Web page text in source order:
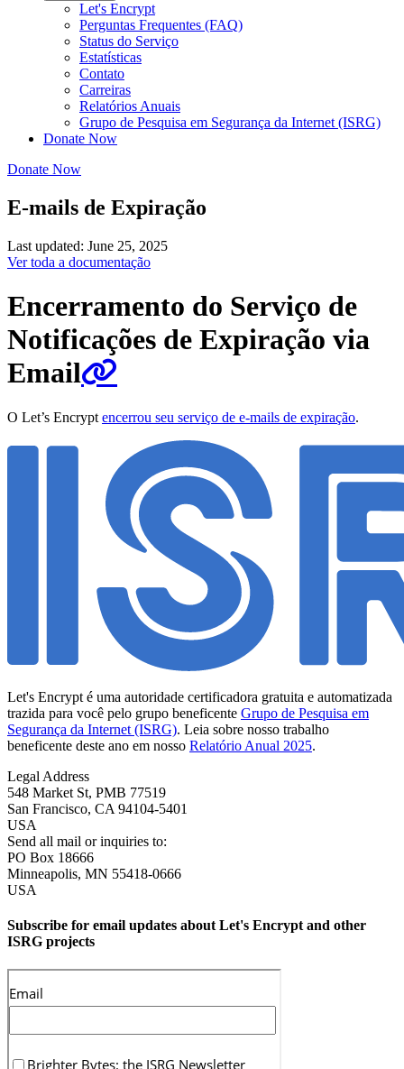
Let's Encrypt
Perguntas Frequentes (FAQ)
Status do Serviço
Estatísticas
Contato
Carreiras
Relatórios Anuais
Grupo de Pesquisa em Segurança da Internet (ISRG)
Donate Now
Donate Now
E-mails de Expiração
Last updated: June 25, 2025
Ver toda a documentação
Encerramento do Serviço de
Notificações de Expiração via
Email
O Let’s Encrypt encerrou seu serviço de e-mails de expiração.
Let's Encrypt é uma autoridade certificadora gratuita e automatizada
trazida para você pelo grupo beneficente Grupo de Pesquisa em
Segurança da Internet (ISRG). Leia sobre nosso trabalho
beneficente deste ano em nosso Relatório Anual 2025.
Legal Address
548 Market St, PMB 77519
San Francisco, CA 94104-5401
USA
Send all mail or inquiries to:
PO Box 18666
Minneapolis, MN 55418-0666
USA
Subscribe for email updates about Let's Encrypt and other
ISRG projects